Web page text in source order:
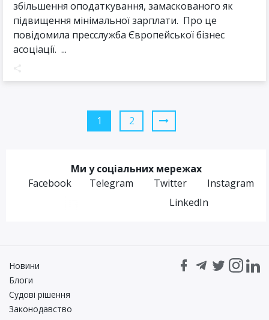
збільшення оподаткування, замаскованого як
підвищення мінімальної зарплати. Про це
повідомила пресслужба Європейської бізнес
асоціації. ...
1 2
Ми у соціальних мережах
Facebook
Telegram Twitter
Instagram
LinkedIn
Новини
Блоги
Судові рішення
Законодавство